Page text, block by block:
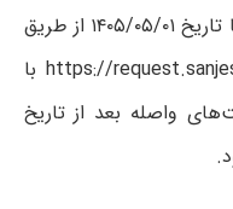
برگزاری برای آنها لازم است، حداکثر تا تاریخ ۱۴۰۵/۰۵/۰۱ از طریق
سیستم پاسخ گویی اینترنتی https://request.sanjesh.org با
واصله بعد از تاریخ